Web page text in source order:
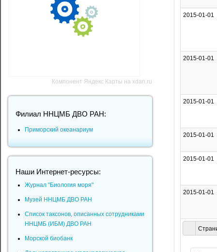
2015-01-01
2015-01-01
2015-01-01
2015-01-01
2015-01-01
2015-01-01
Компонент Яндекс Карты на xdan.ru
Филиал ННЦМБ ДВО РАН:
Приморский океанариум
Наши Интернет-ресурсы:
Журнал "Биология моря"
Музей ННЦМБ ДВО РАН
Список таксонов, описанных сотрудниками
ННЦМБ (ИБМ) ДВО РАН
Морской биобанк